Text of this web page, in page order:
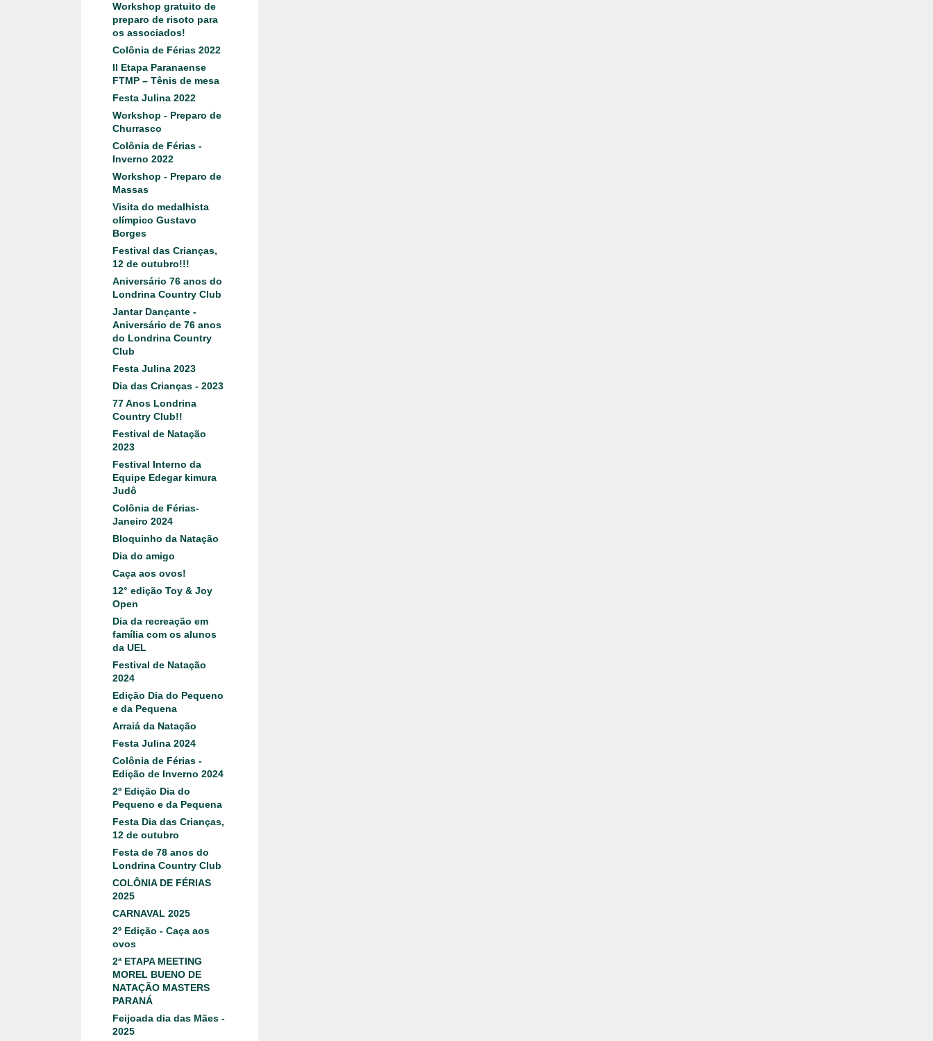
Workshop gratuito de
preparo de risoto para
os associados!
Colônia de Férias 2022
ll Etapa Paranaense
FTMP – Tênis de mesa
Festa Julina 2022
Workshop - Preparo de
Churrasco
Colônia de Férias -
Inverno 2022
Workshop - Preparo de
Massas
Visita do medalhista
olímpico Gustavo
Borges
Festival das Crianças,
12 de outubro!!!
Aniversário 76 anos do
Londrina Country Club
Jantar Dançante -
Aniversário de 76 anos
do Londrina Country
Club
Festa Julina 2023
Dia das Crianças - 2023
77 Anos Londrina
Country Club!!
Festival de Natação
2023
Festival Interno da
Equipe Edegar kimura
Judô
Colônia de Férias-
Janeiro 2024
Bloquinho da Natação
Dia do amigo
Caça aos ovos!
12° edição Toy & Joy
Open
Dia da recreação em
família com os alunos
da UEL
Festival de Natação
2024
Edição Dia do Pequeno
e da Pequena
Arraiá da Natação
Festa Julina 2024
Colônia de Férias -
Edição de Inverno 2024
2º Edição Dia do
Pequeno e da Pequena
Festa Dia das Crianças,
12 de outubro
Festa de 78 anos do
Londrina Country Club
COLÔNIA DE FÉRIAS
2025
CARNAVAL 2025
2º Edição - Caça aos
ovos
2ª ETAPA MEETING
MOREL BUENO DE
NATAÇÃO MASTERS
PARANÁ
Feijoada dia das Mães -
2025